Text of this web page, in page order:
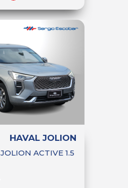
HAVAL JOLION
JOLION ACTIVE 1.5